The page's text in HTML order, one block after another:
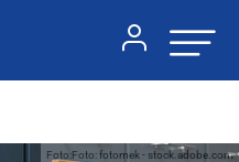
Foto:Foto: fotomek - stock.adobe.com